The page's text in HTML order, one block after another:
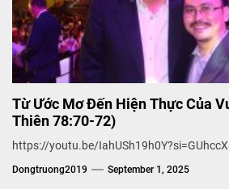
Từ Ước Mơ Đến Hiện Thực Của
Thiên 78:70-72)
https://youtu.be/
Dongtruong2019 September 1, 2025